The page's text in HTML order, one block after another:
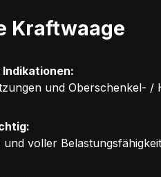
Kraftwaage
Indikationen:
und Oberschenkel- /
voller